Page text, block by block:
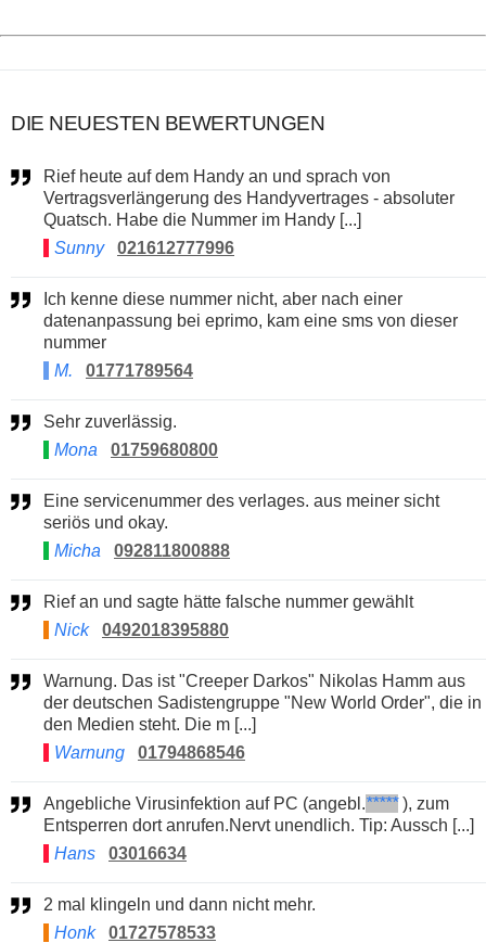
DIE NEUESTEN BEWERTUNGEN
Rief heute auf dem Handy an und sprach von
Vertragsverlängerung des Handyvertrages - absoluter
Quatsch. Habe die Nummer im Handy [...]
Sunny
021612777996
datenanpassung bei eprimo, kam eine sms von dieser
nummer
M.
01771789564
Sehr zuverlässig.
Mona
01759680800
Eine servicenummer des verlages. aus meiner sicht
seriös und okay.
Micha
092811800888
Rief an und sagte hätte falsche nummer gewählt
Nick
0492018395880
Warnung. Das ist "Creeper Darkos" Nikolas Hamm aus
der deutschen Sadistengruppe "New World Order", die in
den Medien steht. Die m [...]
Warnung
01794868546
Angebliche Virusinfektion auf PC (angebl.*****), zum
Entsperren dort anrufen.Nervt unendlich. Tip: Aussch [...]
Hans
03016634
2 mal klingeln und dann nicht mehr.
Honk
01727578533